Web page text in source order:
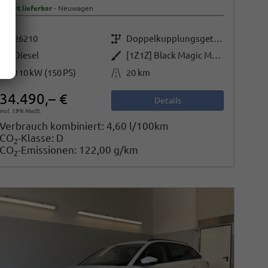
sofort lieferbar Neuwagen
26210 Getriebe
Doppelkupplungsgetriebe (DSG)
Diesel Außenfarbe
[1Z1Z] Black Magic Metallic
110 kW (150 PS) Kilometerstand 20 km
34.490,– €
incl. 19% MwSt.
Details
Verbrauch kombiniert: 4,60 l/100km
CO2-Klasse: D
CO2-Emissionen: 122,00 g/km